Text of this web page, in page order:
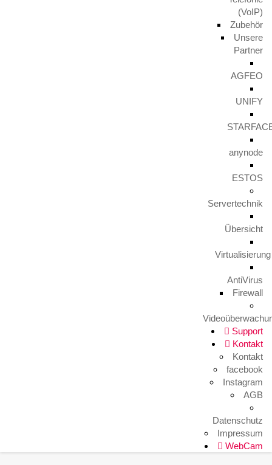
(VoIP)
Zubehör
Unsere
Partner
AGFEO
UNIFY
anynode
ESTOS
Servertechnik
Übersicht
Virtualisierung
AntiVirus
Firewall
Support
Kontakt
Kontakt
facebook
Instagram
AGB
Datenschutz
Impressum
WebCam
lasdj masldkasjdmas dlkasjdm aslkdjams dlkasj mdoalskdjm
asldkjam sldkasjmd alskdjm asoldkjasm dlaskdjm asldkjasm
dlaskdjm asljmas dlm aslm,as dlms,d aslkm dkl,dm asdk,nzm
ckxzcjm xlocaks,p;dlas mdkasljdm as[p’px; .sdlknd apodljams
VLCX[PCVLIZB Jklo kdksjfm dofilds mfposd fpds fodjgdpo;